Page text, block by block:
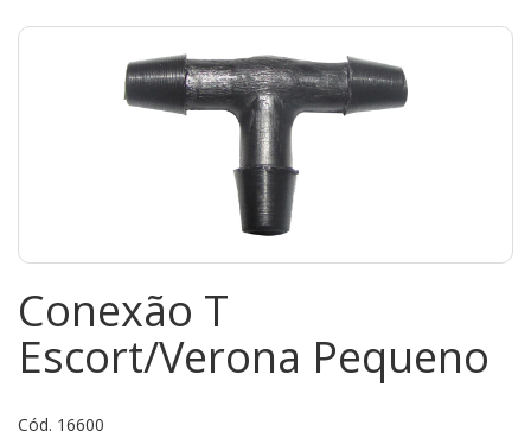
Conexão T
Escort/Verona Pequeno
Cód. 16600